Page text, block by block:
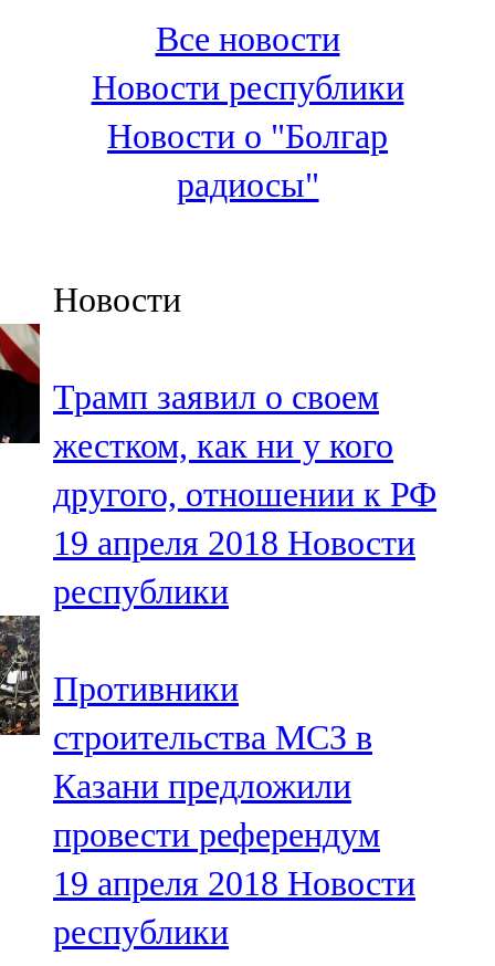
100,3 FM
Зәй
106,6 FM
Кадыбаш
105,2 FM
91,5 FM
106,1 FM
Кама тамагы
71,51 FM
Кукмара
107,9 FM
102,1 FM
Мамадыш
106,2 FM
Минзәлә
107,3 FM
Мөслим
Все новости
Новости республики
Новости о "Болгар
радиосы"
Новости
Трамп заявил о своем
жестком, как ни у кого
другого, отношении к РФ
19 апреля 2018 Новости
республики
Противники
строительства МСЗ в
Казани предложили
провести референдум
19 апреля 2018 Новости
республики